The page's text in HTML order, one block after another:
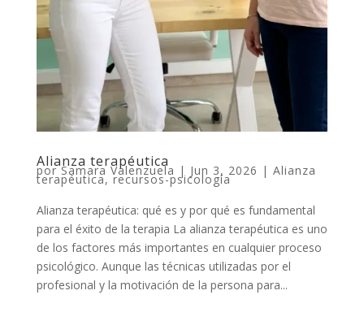
Alianza terapéutica
porSamara Valenzuela | Jun 3, 2026 | Alianza
terapéutica, recursos-psicología
Alianza terapéutica: qué es y por qué es fundamental
para el éxito de la terapia La alianza terapéutica es uno
de los factores más importantes en cualquier proceso
psicológico. Aunque las técnicas utilizadas por el
profesional y la motivación de la persona para...